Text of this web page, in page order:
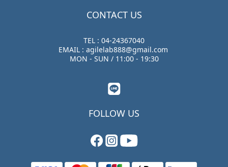
CONTACT US
TEL : 04-24367040
EMAIL : agilelab888@gmail.com
MON - SUN / 11:00 - 19:30
FOLLOW US